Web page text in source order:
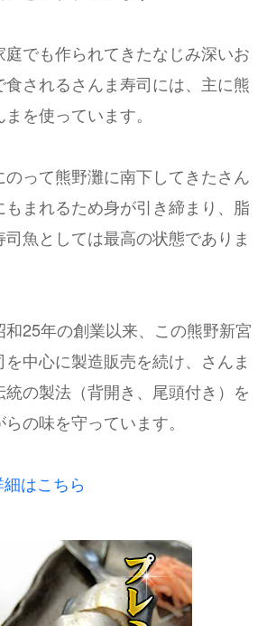
でも作られてきたなじみ深いお
されるさんま寿司には、主に熊
を使っています。
って熊野灘に南下してきたさん
もまれるため身が引き締まり、脂
魚としては最高の状態でありま
25年の創業以来、この熊野新宮
中心に製造販売を続け、さんま
の製法（背開き、尾頭付き）を
の味を守っています。
はこちら